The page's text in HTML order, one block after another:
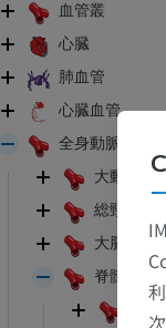
血管叢
心臓
肺血管
心臓血管
全身動脈
大動脈
総頸動脈
大脳動脈
脊髄の動脈
足首 - 足
足根MRI
MRI
プレミアム
前足MRI
MRI